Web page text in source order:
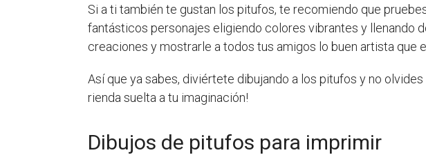
Si a ti también te gustan los pitufos, te recomiendo que
fantásticos personajes eligiendo colores vibrantes y llenando
creaciones y mostrarle a todos tus amigos lo buen artista que
Así que ya sabes, diviértete dibujando a los pitufos y no
rienda suelta a tu imaginación!
Dibujos de pitufos para imprimir